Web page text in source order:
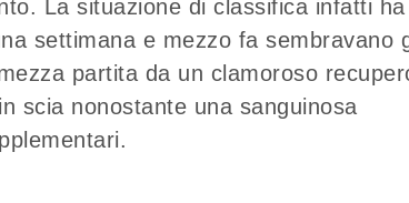
La situazione di classifica infatti ha
settimana e mezzo fa sembravano
partita da un clamoroso
scia nonostante una sanguinosa